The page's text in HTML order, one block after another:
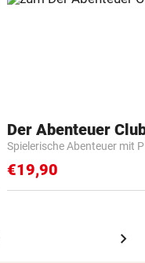
Der Abenteuer
Spielerische Abenteuer mit
€19,90
chevron_right